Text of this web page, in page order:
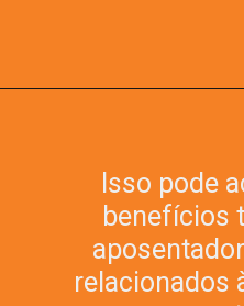
Isso pode
benefícios
relacionados